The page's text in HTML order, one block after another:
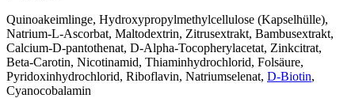
Quinoakeimlinge, Hydroxypropylmethylcellulose (Kapselhülle),
Natrium-L-Ascorbat, Maltodextrin, Zitrusextrakt, Bambusextrakt,
Calcium-D-pantothenat, D-Alpha-Tocopherylacetat, Zinkcitrat,
Beta-Carotin, Nicotinamid, Thiaminhydrochlorid, Folsäure,
Pyridoxinhydrochlorid, Riboflavin, Natriumselenat, D‑Biotin,
Cyanocobalamin